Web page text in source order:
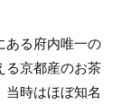
ある府内唯一の
る京都産のお茶
時はほぼ知名